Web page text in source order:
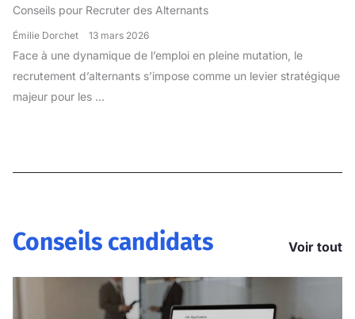
Conseils pour Recruter des Alternants
Émilie Dorchet 13 mars 2026
Face à une dynamique de l’emploi en pleine mutation, le
recrutement d’alternants s’impose comme un levier stratégique
majeur pour les ...
Conseils candidats Voir tout